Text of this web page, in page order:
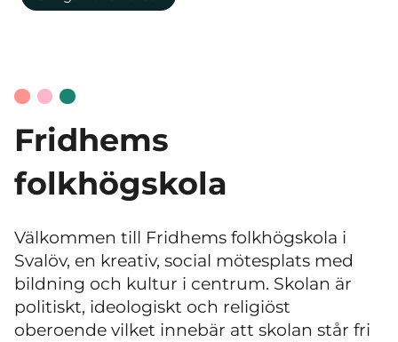
Fridhems
folkhögskola
Välkommen till Fridhems folkhögskola i
Svalöv, en kreativ, social mötesplats med
bildning och kultur i centrum. Skolan är
politiskt, ideologiskt och religiöst
oberoende vilket innebär att skolan står fri